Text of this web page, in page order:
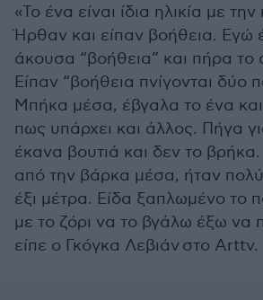
«Το ένα είναι ίδια ηλικία με
Ήρθαν και είπαν βοήθεια. Εγώ
άκουσα “βοήθεια” και πήρα το
Είπαν “βοήθεια πνίγονται δύο
Μπήκα μέσα, έβγαλα το ένα
πως υπάρχει και άλλος. Πήγα
έκανα βουτιά και δεν το
από την βάρκα μέσα, ήταν
έξι μέτρα. Είδα ξαπλωμένο το
με το ζόρι να το βγάλω έξω να
είπε ο Γκόγκα Λεβιάν στο Arttv.